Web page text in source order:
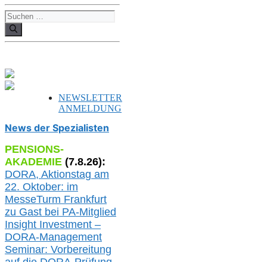
Suchen
nach:
NEWSLETTER
ANMELDUNG
News der Spezialisten
PENSIONS-
AKADEMIE (7.8.26):
DORA, Aktionstag am
22. Oktober: im
MesseTurm Frankfurt
zu Gast bei PA-Mitglied
Insight Investment –
DORA-Management
Seminar: Vorbereitung